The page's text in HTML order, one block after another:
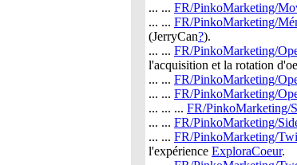
... ... FR/PinkoMarketing/
... ... FR/PinkoMarketing/
(JerryCan?).
... ... FR/PinkoMarketing/
l'acquisition et la rotation
... ... FR/PinkoMarketing/
... ... FR/PinkoMarketing/
... ... ... FR/PinkoMarketing/
... ... FR/PinkoMarketing/
... ... FR/PinkoMarketing/
l'expérience ExploraCoeur.